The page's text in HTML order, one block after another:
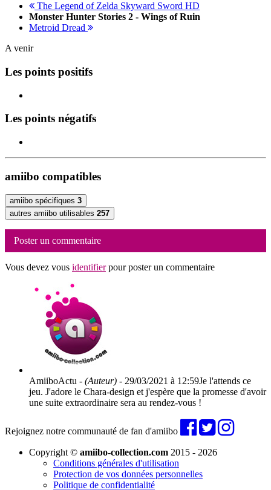
The Legend of Zelda Skyward Sword HD
Monster Hunter Stories 2 - Wings of Ruin
Metroid Dread
A venir
Les points positifs
Les points négatifs
amiibo compatibles
amiibo spécifiques 3
autres amiibo utilisables 257
Poster un commentaire
Vous devez vous identifierpour poster un commentaire
AmiiboActu - (Auteur) - 29/03/2021 à 12:59Je l'attends ce
jeu. J'adore le Chara-design et j'espère que la promesse d'avoir
une suite extraordinaire sera au rendez-vous !
Rejoignez notre communauté de fan d'amiibo
Copyright © amiibo-collection.com 2015 - 2026
Conditions générales d'utilisation
Protection de vos données personnelles
Politique de confidentialité